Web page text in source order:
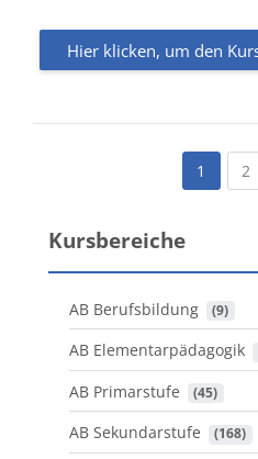
Hier klicken, um den
1 2
Kursbereiche
AB Berufsbildung (9)
AB Elementarpädagogik
AB Primarstufe (45)
AB Sekundarstufe (168)